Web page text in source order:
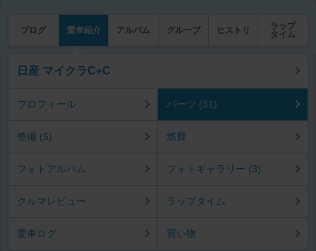
ブログ 愛車紹介 アルバム グループ ヒストリ
ラップ
タイム
日産 マイクラC+C
プロフィール パーツ (31)
整備 (5) 燃費
フォトアルバム フォトギャラリー (3)
クルマレビュー ラップタイム
愛車ログ 買い物